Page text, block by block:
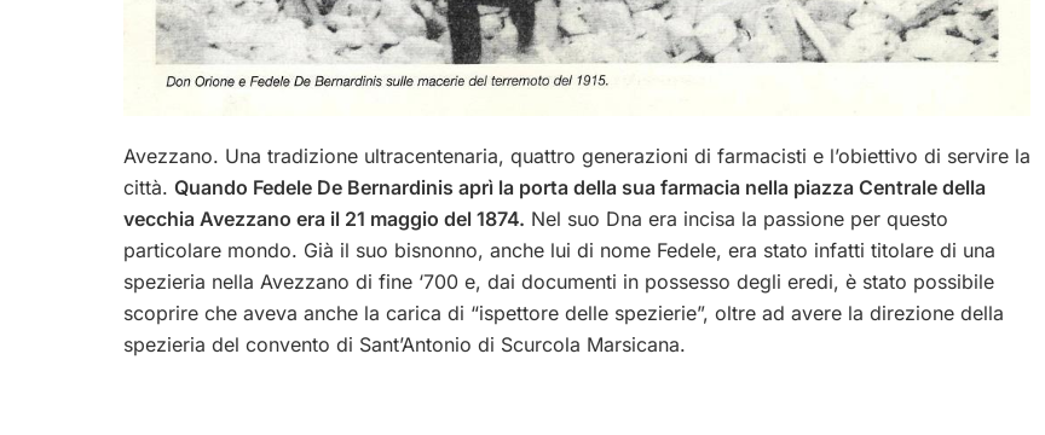
Avezzano. Una tradizione ultracentenaria, quattro generazioni di farmacisti e l’obiettivo di servire la
città. Quando Fedele De Bernardinis aprì la porta della sua farmacia nella piazza Centrale della
vecchia Avezzano era il 21 maggio del 1874. Nel suo Dna era incisa la passione per questo
particolare mondo. Già il suo bisnonno, anche lui di nome Fedele, era stato infatti titolare di una
spezieria nella Avezzano di fine ‘700 e, dai documenti in possesso degli eredi, è stato possibile
scoprire che aveva anche la carica di “ispettore delle spezierie”, oltre ad avere la direzione della
spezieria del convento di Sant’Antonio di Scurcola Marsicana.